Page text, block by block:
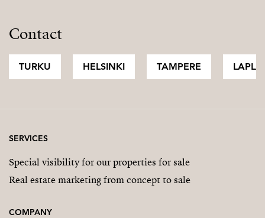
Contact
TURKU HELSINKI TAMPERE
SERVICES
Special visibility for our properties for sale
Real estate marketing from concept to sale
COMPANY